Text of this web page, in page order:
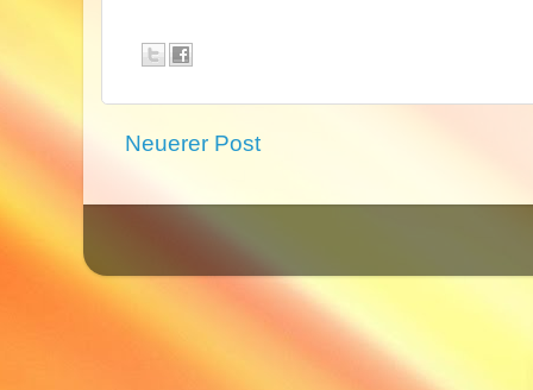
Neuerer Post